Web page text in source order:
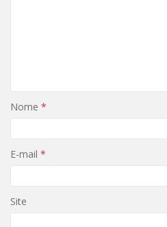
Nome *
E-mail *
Site